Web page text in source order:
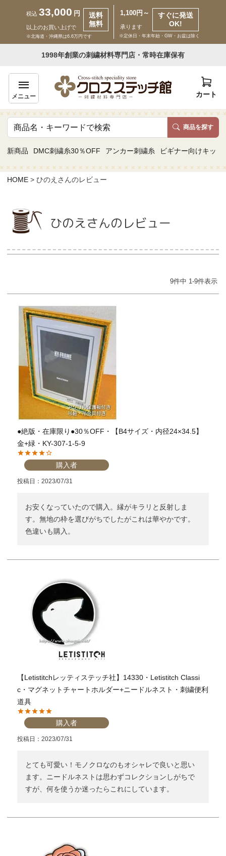
税込 33,000 円
以上のお買い上げで
送料
無料
※北海道・沖縄県は6.6万円です
1,100円～
承ります
すぐに発送
OK!
※定休日・年末年始・GW・お盆は除く
1998年創業の刺繍材料専門店・常時在庫保有
メニュー カート
商品を探す
新商品 DMC刺繍糸30％OFF アンカー刺繍糸 ビギナー向けキット
いらっしゃいませ ゲスト 様
商品一覧
カテゴリーから探す
ご利用ガイド
送料とお支払い方法について
返品特約について
新規会員登録
会員規約について
特定商取引法について
個人情報取り扱いについて
閉じる
HOME ひのえさんのレビュー
ひのえさんのレビュー
9件中 1-9件表示
●絶版・在庫限り●30％OFF・【B4サイズ・内径24×34.5】
金+緑・KY-307-1-5-9
購入者
投稿日 2023/07/31
お安くなっていたので購入。縁がキラリと反射しま
す。無地の枠を選びがちでしたがこれは華やかです。
色違いも購入。
【Letistitchレッティステッチ社】14330・Letistitch Classi
c・マグネットチャートホルダー+ニードルネスト・刺繍便利
道具
購入者
投稿日 2023/07/31
とても可愛い！モノクロなのもオシャレで良いと思い
ます。ニードルネストは思わずコレクションしがちで
すが、何を使うか迷ったらこれにしています。